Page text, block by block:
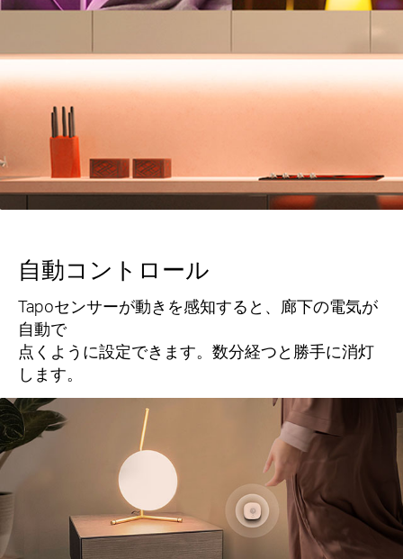
自動コントロール
Tapoセンサーが動きを感知すると、廊下の電気が
自動で
点くように設定できます。数分経つと勝手に消灯
します。